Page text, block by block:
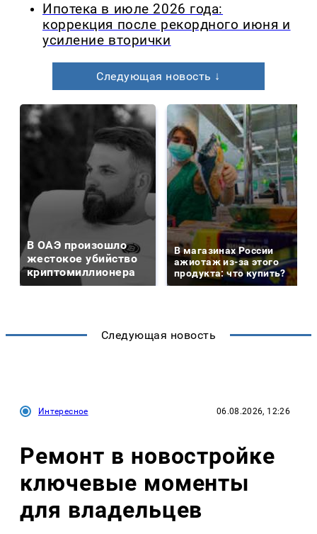
Ипотека в июле 2026 года:
коррекция после рекордного июня и
усиление вторички
Следующая новость ↓
В ОАЭ произошло
жестокое убийство
криптомиллионера
В магазинах России
ажиотаж из-за этого
продукта: что купить?
Следующая новость
Интересное 06.08.2026, 12:26
Ремонт в новостройке
ключевые моменты
для владельцев